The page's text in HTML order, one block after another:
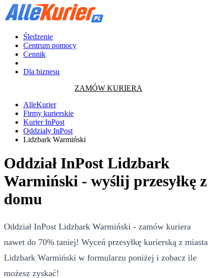
Śledzenie
Centrum pomocy
Cennik
Dla biznesu
ZAMÓW KURIERA
AlleKurier
Firmy kurierskie
Kurier InPost
Oddziały InPost
Lidzbark Warmiński
Oddział InPost Lidzbark
Warmiński - wyślij przesyłkę z
domu
Oddział InPost Lidzbark Warmiński - zamów kuriera
nawet do 70% taniej! Wyceń przesyłkę kurierską z miasta
Lidzbark Warmiński w formularzu poniżej i zobacz ile
możesz zyskać!